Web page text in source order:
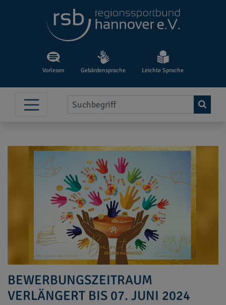
Vorlesen Gebärdensprache Leichte Sprache
BEWERBUNGSZEITRAUM
VERLÄNGERT BIS 07. JUNI 2024